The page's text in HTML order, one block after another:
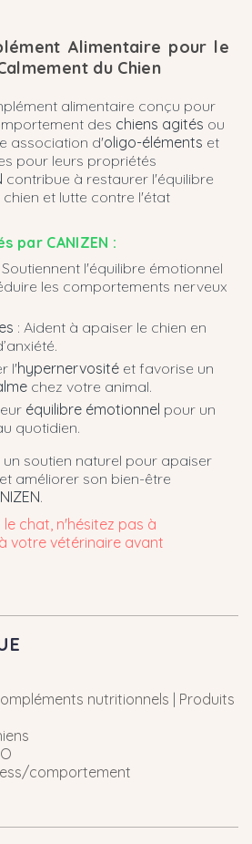
Alimentaire pour le
du Chien
alimentaire conçu pour
des chiens agités ou
association d'oligo-éléments et
pour leurs propriétés
contribue à restaurer l'équilibre
et lutte contre l'état
par CANIZEN :
Soutiennent l'équilibre émotionnel
les comportements nerveux
: Aident à apaiser le chien en
l'hypernervosité et favorise un
chez votre animal.
équilibre émotionnel pour un
quotidien.
un soutien naturel pour apaiser
améliorer son bien-être
.
chat, n'hésitez pas à
votre vétérinaire avant
nutritionnels | Produits
comportement